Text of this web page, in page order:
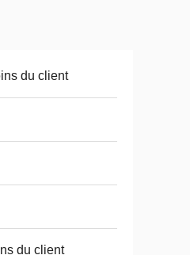
du client
du client